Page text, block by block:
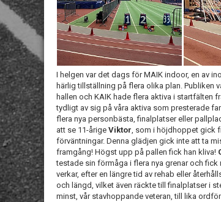
I helgen var det dags för MAIK indoor, en av
härlig tillställning på flera olika plan. Publiken
hallen och KAIK hade flera aktiva i startfälten
tydligt av sig på våra aktiva som presterade
flera nya personbästa, finalplatser eller
att se 11-årige Viktor, som i höjdhoppet gick
förväntningar. Denna glädjen gick inte att ta
framgång! Högst upp på pallen fick han kliva!
testade sin förmåga i flera nya grenar och
verkar, efter en längre tid av rehab eller
och längd, vilket även räckte till finalplatser i
minst, vår stavhoppande veteran, till lika